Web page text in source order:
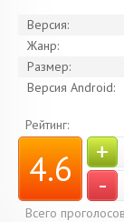
Версия:
Жанр:
Размер:
Версия Android:
Рейтинг:
4.6 +
-
Всего